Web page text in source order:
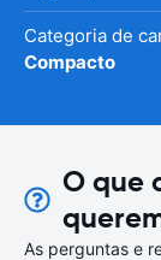
Categoria de
Compacto
O que
As perguntas e